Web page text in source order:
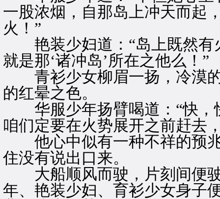
一股浓烟，自那岛上冲天而起
火！”
艳装少妇道：“岛上既然有
就是那‘诸冲岛’所在之他么！”
青衫少女柳眉一扬，冷漠的
的红晕之色。
华服少年扬臂喝道：“快，
咱们定要在火势展开之前赶
他心中似有一种不祥的预兆
住没有说出口来。
大船顺风而驶，片刻间便驶
年、艳装少妇、育衫少女身子